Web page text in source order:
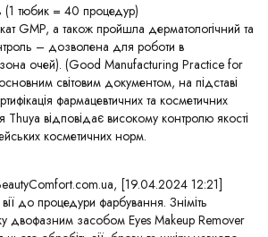
(1 тюбик = 40 процедур)
GMP, а також пройшла дерматологічний та
– дозволена для роботи в
(зона очей). (Good Manufacturing Practice for
світовим документом, на підставі
фармацевтичних та косметичних
Thuya відповідає високому контролю якості
косметичних норм.
[19.04.2024 12:21]
до процедури фарбування. Зніміть
двофазним засобом Eyes Makeup Remover